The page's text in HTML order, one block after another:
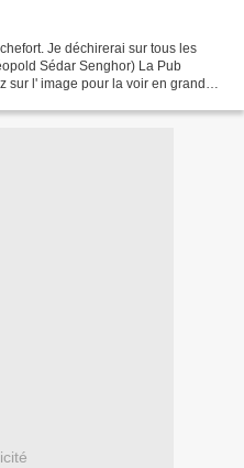
Je déchirerai sur tous les
Sédar Senghor) La Pub
sur l' image pour la voir en grand